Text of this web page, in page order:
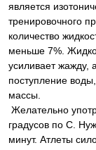
является
тренировочного
количество
меньше 7%.
усиливает жажду,
поступление
массы.
Желательно
градусов по С.
минут. Атлеты